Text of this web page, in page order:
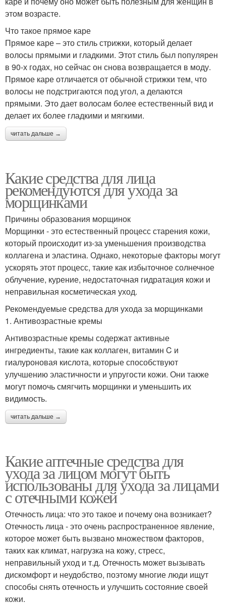
этом возрасте.
Что такое прямое каре
Прямое каре – это стиль стрижки, который делает
волосы прямыми и гладкими. Этот стиль был популярен
в 90-х годах, но сейчас он снова возвращается в моду.
Прямое каре отличается от обычной стрижки тем, что
волосы не подстригаются под угол, а делаются
прямыми. Это дает волосам более естественный вид и
делает их более гладкими и мягкими.
читать дальше →
Какие средства для лица
рекомендуются для ухода за
морщинками
Причины образования морщинок
Морщинки - это естественный процесс старения кожи,
который происходит из-за уменьшения производства
коллагена и эластина. Однако, некоторые факторы могут
ускорять этот процесс, такие как избыточное солнечное
облучение, курение, недостаточная гидратация кожи и
неправильная косметическая уход.
Рекомендуемые средства для ухода за морщинками
1. Антивозрастные кремы
Антивозрастные кремы содержат активные
ингредиенты, такие как коллаген, витамин C и
гиалуроновая кислота, которые способствуют
улучшению эластичности и упругости кожи. Они также
могут помочь смягчить морщинки и уменьшить их
видимость.
читать дальше →
Какие аптечные средства для
ухода за лицом могут быть
использованы для ухода за лицами
с отечными кожей
Отечность лица: что это такое и почему она возникает?
Отечность лица - это очень распространенное явление,
которое может быть вызвано множеством факторов,
таких как климат, нагрузка на кожу, стресс,
неправильный уход и т.д. Отечность может вызывать
дискомфорт и неудобство, поэтому многие люди ищут
способы снять отечность и улучшить состояние своей
кожи.